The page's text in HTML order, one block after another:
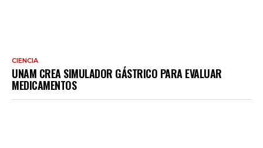
CIENCIA
UNAM CREA SIMULADOR GÁSTRICO PARA EVALUAR
MEDICAMENTOS